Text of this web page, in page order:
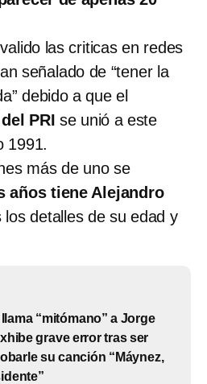
las criticas en redes
señalado de “tener la
debido a que el
PRI se unió a este
1991.
más de uno se
años tiene Alejandro
los detalles de su edad y
“mitómano” a Jorge
grave error tras ser
su canción “Máynez,